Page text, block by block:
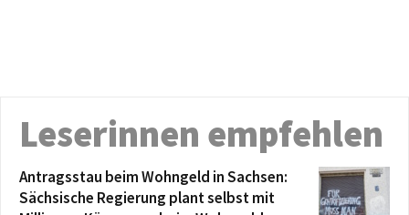
Leserinnen empfehlen
Antragsstau beim Wohngeld in Sachsen:
Sächsische Regierung plant selbst mit